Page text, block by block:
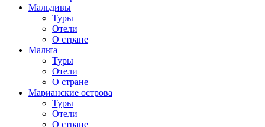
Мальдивы
Туры
Отели
О стране
Мальта
Туры
Отели
О стране
Марианские острова
Туры
Отели
О стране